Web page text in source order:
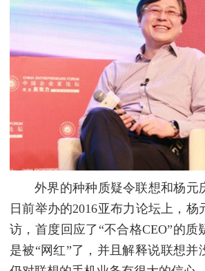
外界的种种质疑令联想和杨元
日前举办的2016亚布力论坛上，杨
访，首度回应了“不合格CEO”的质
是被“网红”了，并且解释说联想并